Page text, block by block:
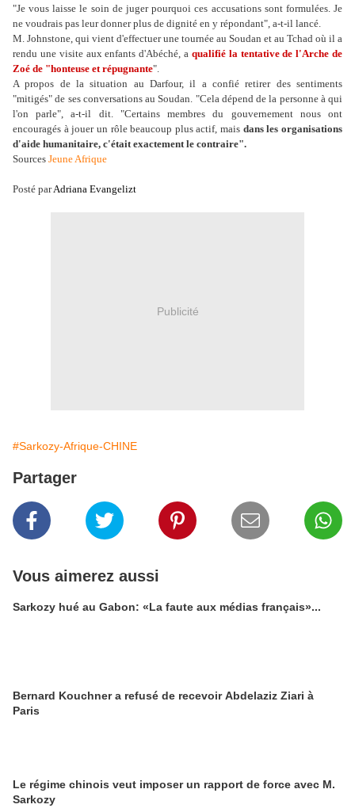
"Je vous laisse le soin de juger pourquoi ces accusations sont formulées. Je
ne voudrais pas leur donner plus de dignité en y répondant", a-t-il lancé.
M. Johnstone, qui vient d'effectuer une tournée au Soudan et au Tchad où il a
rendu une visite aux enfants d'Abéché, a qualifié la tentative de l'Arche de
Zoé de "honteuse et répugnante".
A propos de la situation au Darfour, il a confié retirer des sentiments
"mitigés" de ses conversations au Soudan. "Cela dépend de la personne à qui
l'on parle", a-t-il dit. "Certains membres du gouvernement nous ont
encouragés à jouer un rôle beaucoup plus actif, mais dans les organisations
d'aide humanitaire, c'était exactement le contraire".
Sources Jeune Afrique
Posté parAdriana Evangelizt
Publicité
#Sarkozy-Afrique-CHINE
Partager
Vous aimerez aussi
Sarkozy hué au Gabon: «La faute aux médias français»...
Bernard Kouchner a refusé de recevoir Abdelaziz Ziari à
Paris
Le régime chinois veut imposer un rapport de force avec M.
Sarkozy